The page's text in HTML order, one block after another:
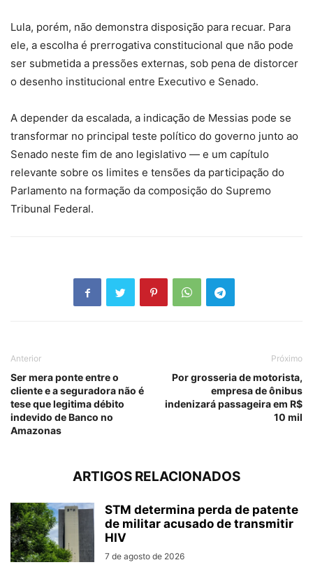
Lula, porém, não demonstra disposição para recuar. Para
ele, a escolha é prerrogativa constitucional que não pode
ser submetida a pressões externas, sob pena de distorcer
o desenho institucional entre Executivo e Senado.
A depender da escalada, a indicação de Messias pode se
transformar no principal teste político do governo junto ao
Senado neste fim de ano legislativo — e um capítulo
relevante sobre os limites e tensões da participação do
Parlamento na formação da composição do Supremo
Tribunal Federal.
Anterior
Ser mera ponte entre o
cliente e a seguradora não é
tese que legitima débito
indevido de Banco no
Amazonas
Próximo
Por grosseria de motorista,
empresa de ônibus
indenizará passageira em R$
10 mil
ARTIGOS RELACIONADOS
STM determina perda de patente
de militar acusado de transmitir
HIV
7 de agosto de 2026